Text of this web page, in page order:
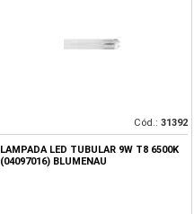
Cód.: 31392
LAMPADA LED TUBULAR 9W T8 6500K
(04097016) BLUMENAU